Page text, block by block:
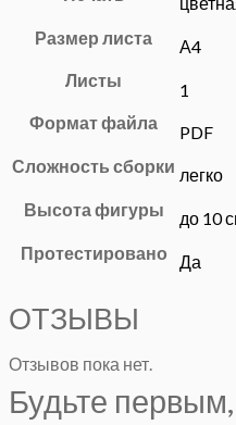
Размер листа
А4
Листы
1
Формат файла
PDF
Сложность сборки легко
Высота фигуры
до 10
Протестировано
Да
ОТЗЫВЫ
Отзывов пока нет.
Будьте